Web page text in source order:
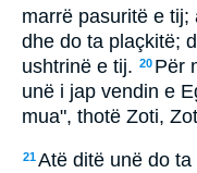
marrë pasuritë e
dhe do ta plaçkitë;
ushtrinë e tij. 20 Për
unë i jap vendin e
mua", thotë Zoti,
21Atë ditë unë do